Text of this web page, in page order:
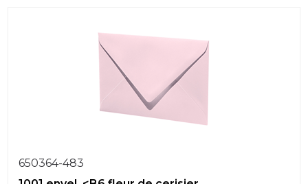
650364-483